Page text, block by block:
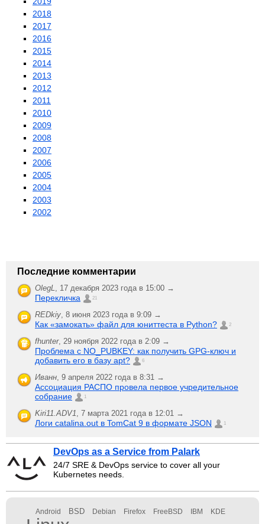
2018
2017
2016
2015
2014
2013
2012
2011
2010
2009
2008
2007
2006
2005
2004
2003
2002
Последние комментарии
OlegL, 17 декабря 2023 года в 15:00 →
Перекличка 21
REDkiy, 8 июня 2023 года в 9:09 →
Как «замокать» файл для юниттеста в Python? 2
fhunter, 29 ноября 2022 года в 2:09 →
Проблема с NO_PUBKEY: как получить GPG-ключ и
добавить его в базу apt?
6
Иванн, 9 апреля 2022 года в 8:31 →
Ассоциация РАСПО провела первое учредительное
собрание
1
Kiri11.ADV1, 7 марта 2021 года в 12:01 →
Логи catalina.out в TomCat 9 в формате JSON 1
DevOps as a Service from Palark
24/7 SRE & DevOps service to cover all your
Kubernetes needs.
Android BSD Debian Firefox FreeBSD IBM KDE